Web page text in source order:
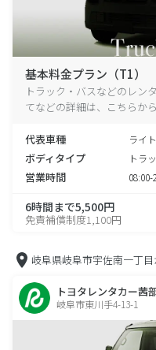
基本料金プラン（T1）
トラック・バスなどのレン
てなどの詳細は、こちらか
代表車種 ライ
ボディタイプ トラ
営業時間 08:00-
6時間まで5,500円
免責補償制度1,100円
岐阜県岐阜市宇佐南一丁目
トヨタレンタカー茜
岐阜市東川手4-13-1